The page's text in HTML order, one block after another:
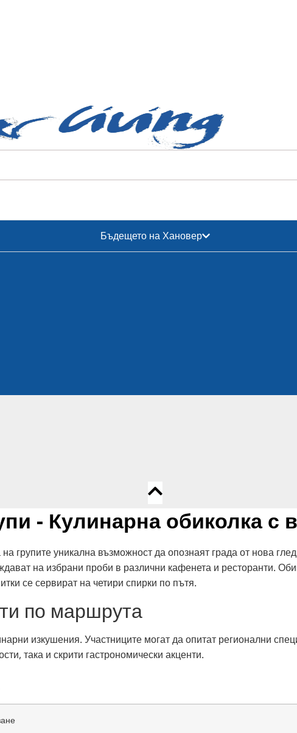
Бъдещето на Хановер
- Кулинарна обиколка с
групите уникална възможност да опознаят града от нова
на избрани проби в различни кафенета и ресторанти.
се сервират на четири спирки по пътя.
по маршрута
изкушения. Участниците могат да опитат регионални
така и скрити гастрономически акценти.